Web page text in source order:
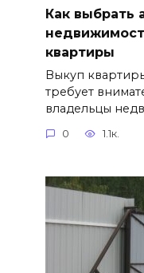
Как выбрать
квартиры
Выкуп
требует
владельцы
0 1.1к.